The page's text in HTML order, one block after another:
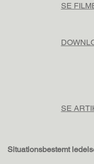
SE
SE
Situationsbestemt